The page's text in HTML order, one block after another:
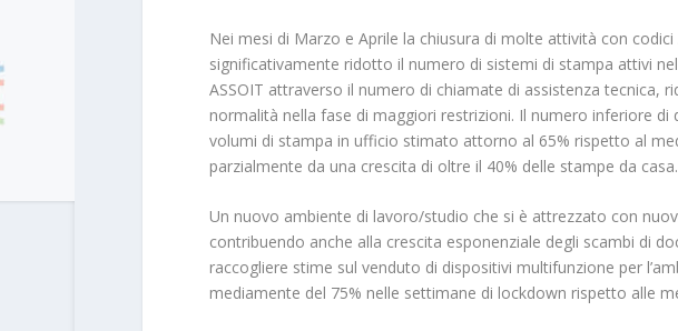
Nei mesi di Marzo e Aprile la chiusura di molte attività con
significativamente ridotto il numero di sistemi di stampa attivi
ASSOIT attraverso il numero di chiamate di assistenza tecnica,
normalità nella fase di maggiori restrizioni. Il numero inferiore di
volumi di stampa in ufficio stimato attorno al 65% rispetto al
parzialmente da una crescita di oltre il 40% delle stampe da casa.
Un nuovo ambiente di lavoro/studio che si è attrezzato con
contribuendo anche alla crescita esponenziale degli scambi di
raccogliere stime sul venduto di dispositivi multifunzione per
mediamente del 75% nelle settimane di lockdown rispetto alle